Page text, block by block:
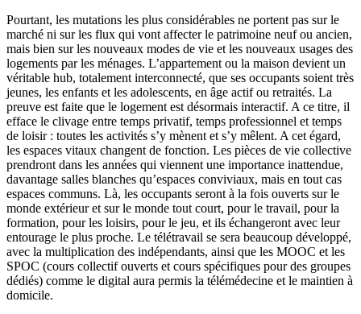
Pourtant, les mutations les plus considérables ne portent pas sur le
marché ni sur les flux qui vont affecter le patrimoine neuf ou ancien,
mais bien sur les nouveaux modes de vie et les nouveaux usages des
logements par les ménages. L’appartement ou la maison devient un
véritable hub, totalement interconnecté, que ses occupants soient très
jeunes, les enfants et les adolescents, en âge actif ou retraités. La
preuve est faite que le logement est désormais interactif. A ce titre, il
efface le clivage entre temps privatif, temps professionnel et temps
de loisir : toutes les activités s’y mènent et s’y mêlent. A cet égard,
les espaces vitaux changent de fonction. Les pièces de vie collective
prendront dans les années qui viennent une importance inattendue,
davantage salles blanches qu’espaces conviviaux, mais en tout cas
espaces communs. Là, les occupants seront à la fois ouverts sur le
monde extérieur et sur le monde tout court, pour le travail, pour la
formation, pour les loisirs, pour le jeu, et ils échangeront avec leur
entourage le plus proche. Le télétravail se sera beaucoup développé,
avec la multiplication des indépendants, ainsi que les MOOC et les
SPOC (cours collectif ouverts et cours spécifiques pour des groupes
dédiés) comme le digital aura permis la télémédecine et le maintien à
domicile.